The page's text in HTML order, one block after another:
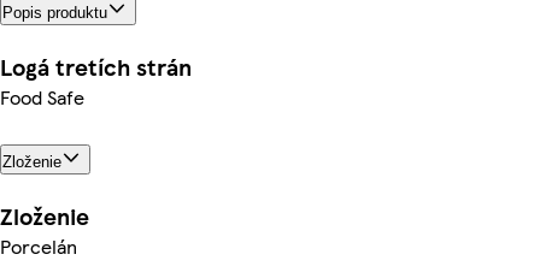
Popis produktu
Logá tretích strán
Food Safe
Zloženie
Zloženie
Porcelán